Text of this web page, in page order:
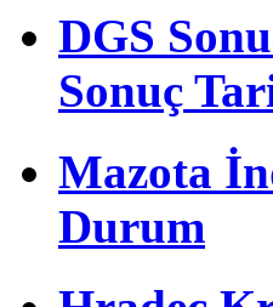
DGS
Sonuç
Mazota
Durum